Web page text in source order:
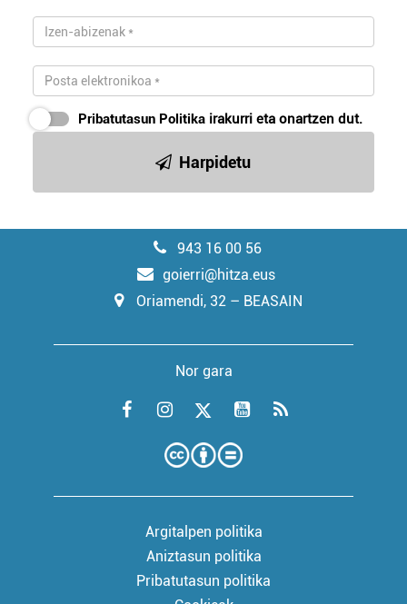
Pribatutasun Politika irakurri eta onartzen dut.
Harpidetu
943 16 00 56
goierri@hitza.eus
Oriamendi, 32 – BEASAIN
Nor gara
Argitalpen politika
Aniztasun politika
Pribatutasun politika